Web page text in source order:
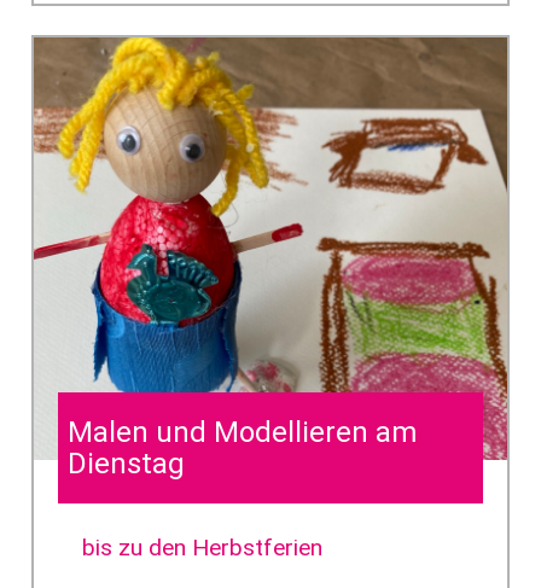
Malen und Modellieren am
Dienstag
bis zu den Herbstferien